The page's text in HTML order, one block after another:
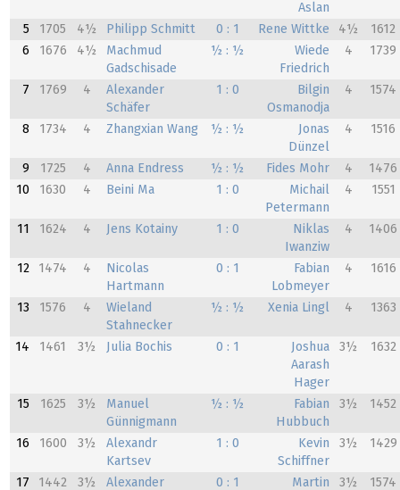
Aslan
5 1705 4½ Philipp Schmitt 0 : 1 Rene Wittke 4½
1612
6
1676 4½
Machmud
Gadschisade
½ : ½
Wiede
Friedrich
4 1739
7 1769 4
Alexander
Schäfer
1 : 0
Bilgin
Osmanodja
4 1574
8 1734 4 Zhangxian Wang ½ : ½
Jonas
Dünzel
4 1516
9 1725 4 Anna Endress ½ : ½ Fides Mohr 4
1476
10
1630 4 Beini Ma 1 : 0
Michail
Petermann
4 1551
11 1624 4 Jens Kotainy 1 : 0
Niklas
Iwanziw
4 1406
12 1474 4
Nicolas
Hartmann
0 : 1
Fabian
Lobmeyer
4 1616
13 1576 4
Wieland
Stahnecker
½ : ½ Xenia Lingl 4 1363
14 1461 3½ Julia Bochis 0 : 1
Joshua
Aarash
Hager
3½ 1632
15 1625 3½
Manuel
Günnigmann
½ : ½
Fabian
Hubbuch
3½ 1452
16 1600 3½
Alexandr
Kartsev
1 : 0
Kevin
Schiffner
3½ 1429
17 1442 3½
Alexander
0 : 1
Martin
3½ 1574